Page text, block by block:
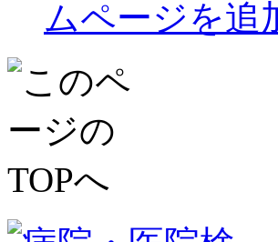
ムページを追